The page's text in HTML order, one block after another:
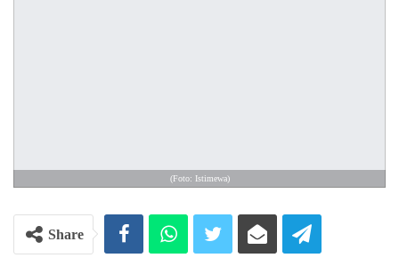
(Foto: Istimewa)
Share